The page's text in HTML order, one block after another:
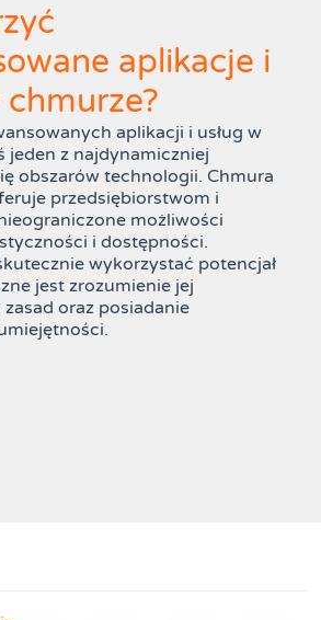
aplikacje i
chmurze?
aplikacji i usług w
jeden z najdynamiczniej
obszarów technologii. Chmura
przedsiębiorstwom i
możliwości
i dostępności.
wykorzystać potencjał
jest zrozumienie jej
oraz posiadanie